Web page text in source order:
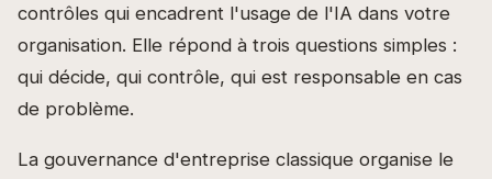
contrôles qui encadrent l'usage de l'IA dans votre
organisation. Elle répond à trois questions simples :
qui décide, qui contrôle, qui est responsable en cas
de problème.
La gouvernance d'entreprise classique organise le